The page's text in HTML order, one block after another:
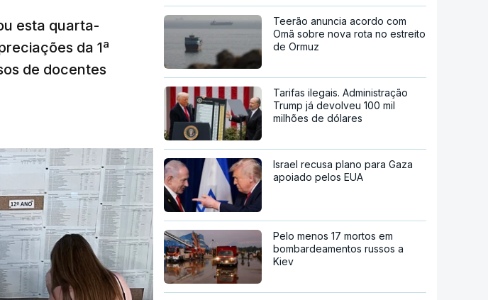
esta quarta-
da 1ª
de docentes
Teerão anuncia acordo com
Omã sobre nova rota no estreito
de Ormuz
Tarifas ilegais. Administração
Trump já devolveu 100 mil
milhões de dólares
Israel recusa plano para Gaza
apoiado pelos EUA
Pelo menos 17 mortos em
bombardeamentos russos a
Kiev